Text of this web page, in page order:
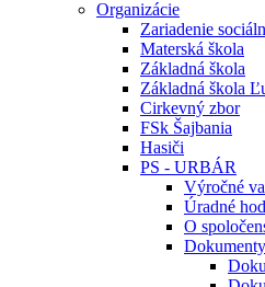
Organizácie
Zariadenie
Materská škola
Základná škola
Základná škola
Cirkevný zbor
FSk Šajbania
Hasiči
PS - URBÁR
Výročné
Úradné
O